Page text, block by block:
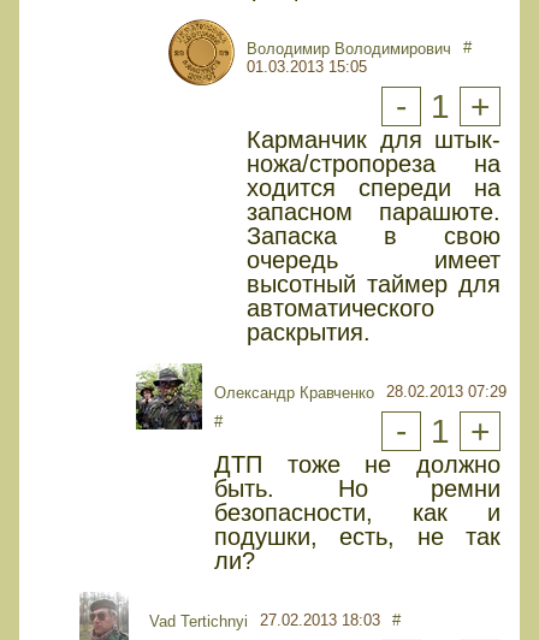
Володимир Володимирович
01.03.2013 15:05
#
- 1 +
Карманчик для штык-
ножа/стропореза на
ходится спереди на
запасном парашюте.
Запаска в свою
очередь имеет
высотный таймер для
автоматического
раскрытия.
Олександр Кравченко
28.02.2013 07:29
#
- 1 +
ДТП тоже не должно
быть. Но ремни
безопасности, как и
подушки, есть, не так
ли?
Vad Tertichnyi 27.02.2013 18:03 #